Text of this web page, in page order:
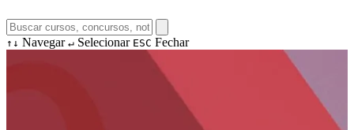
↑↓ Navegar ↵ Selecionar ESC Fechar